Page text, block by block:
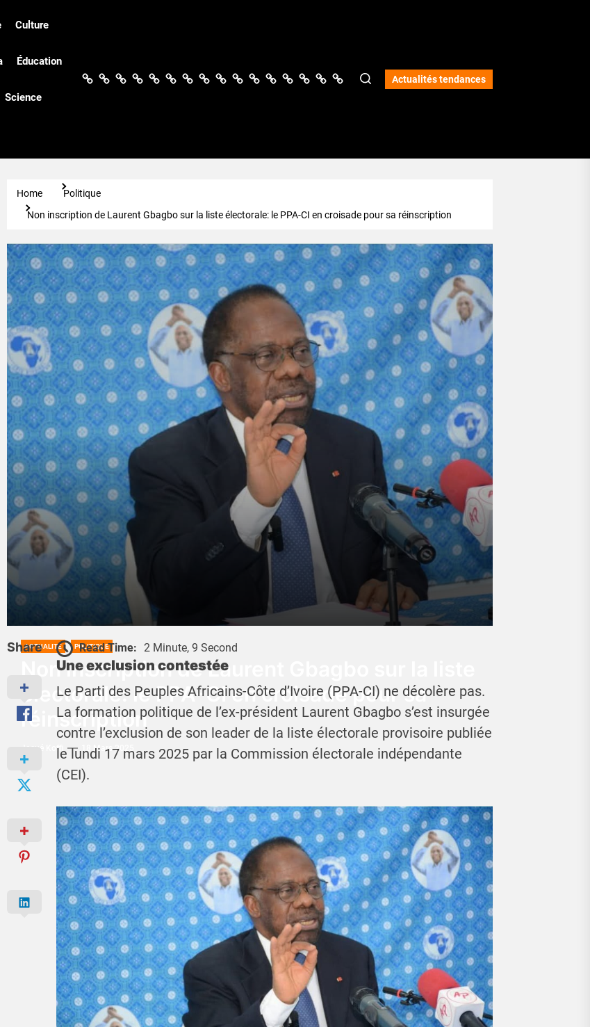
Culture
Éducation
Science
Actualités
Politique
Économie
CultureSociété
SportSantéCinémaÉducation
Football
Technologie
DiversScience
Lifestyle
OpinionsServices Actualités tendances
Home
Politique
Non inscription de Laurent Gbagbo sur la liste électorale: le PPA-CI en croisade pour sa réinscription
ACTUALITÉ POLITIQUE
Non inscription de Laurent Gbagbo sur la liste
électorale: le PPA-CI en croisade pour sa
réinscription
Josué Koffi 18 Mars 2025
Share Read Time: 2 Minute, 9 Second
Une exclusion contestée
Le Parti des Peuples Africains-Côte d’Ivoire (PPA-CI) ne décolère pas.
La formation politique de l’ex-président Laurent Gbagbo s’est insurgée
contre l’exclusion de son leader de la liste électorale provisoire publiée
le lundi 17 mars 2025 par la Commission électorale indépendante
(CEI).